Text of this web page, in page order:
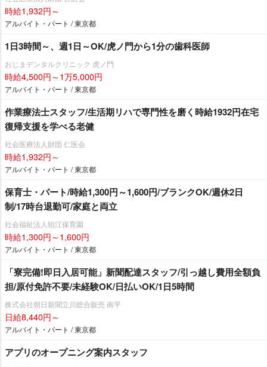
時給1,932円～
アルバイト・パート / 東京都
1日3時間～、週1日～OK/虎ノ門から1分の歯科医師
おじまデンタルクリニック 虎ノ門
時給4,500円～1万5,000円
アルバイト・パート / 東京都
作業療法士スタッフ/生活期リハで専門性を磨く時給1932円在宅
復帰支援を学べる老健
社会医療法人財団 仁医会
時給1,932円～
アルバイト・パート / 東京都
保育士・パート/時給1,300円～1,600円/ブランクOK/週休2日
制/17時台退勤可/家庭と両立
社会福祉法人狛江保育園
時給1,300円～1,600円
アルバイト・パート / 東京都
「寮完備!即日入居可能」新聞配達スタッフ/引っ越し費用全額負
担/原付免許不要/未経験OK/日払いOK/1日5時間
株式会社朝日新聞立川総合販売 南平
日給8,440円～
アルバイト・パート / 東京都
アプリのオープニング案内スタッフ